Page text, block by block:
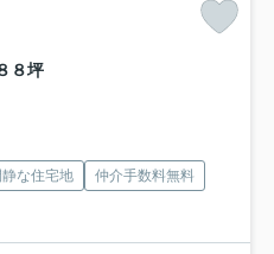
８坪
静な住宅地
仲介手数料無料